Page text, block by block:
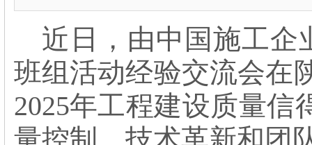
近日，由中国施工企
班组活动经验交流会在
2025年工程建设质量信